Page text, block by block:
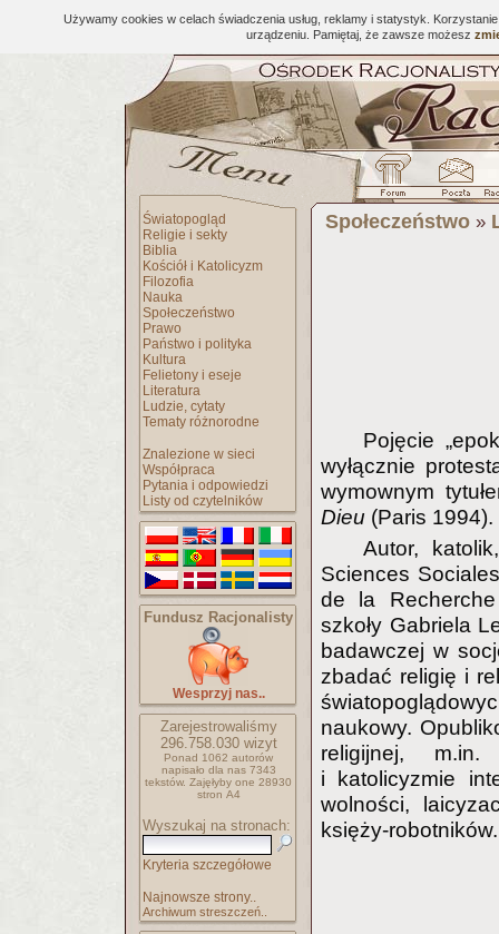
Używamy cookies w celach świadczenia usług, reklamy i statystyk.
urządzeniu. Pamiętaj, że zawsze możesz
Światopogląd
Religie i sekty
Biblia
Kościół i Katolicyzm
Filozofia
Nauka
Społeczeństwo
Prawo
Państwo i polityka
Kultura
Felietony i eseje
Literatura
Ludzie, cytaty
Tematy różnorodne
Znalezione w sieci
Współpraca
Pytania i odpowiedzi
Listy od czytelników
Fundusz Racjonalisty
Wesprzyj nas..
Zarejestrowaliśmy
296.758.030wizyt
Ponad 1062 autorów
napisało dla nas 7343
tekstów. Zajęłyby one 28930
stron A4
Wyszukaj na stronach:
Kryteria szczegółowe
Najnowsze strony..
Archiwum streszczeń..
Społeczeństwo »
Pojęcie
wyłącznie
wymownym
Dieu (Paris 1994).
Autor,
Sciences
de la
szkoły Gabriela
badawczej w
zbadać religię i
naukowy.
religijnej, m.in.
i katolicyzmie
wolności,
księży-robotników.